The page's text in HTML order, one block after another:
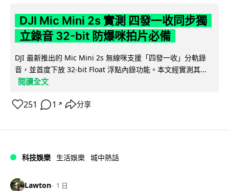
DJI Mic Mini 2s 實測 四發一收同步獨
立錄音 32-bit 防爆咪拍片必備
DJI 最新推出的 Mic Mini 2s 無線咪支援「四發一收」分軌錄
音，並首度下放 32-bit Float 浮點內錄功能。本文經實測其...
閱讀全文
251 1 ↗ 分享
科技娛樂 生活娛樂 城中熱話
Lawton 1 日